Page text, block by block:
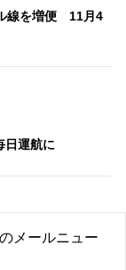
線を増便 11月4
運航に
メールニュー